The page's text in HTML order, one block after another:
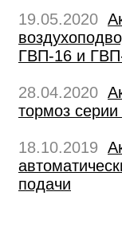
19.05.2020
ГВП-16 и
28.04.2020
тормоз
18.10.2019
подачи